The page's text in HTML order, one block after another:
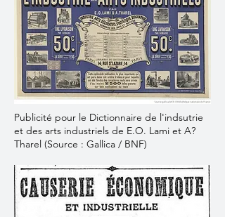
Publicité pour le Dictionnaire de l'indsutrie
et des arts industriels de E.O. Lami et A?
Tharel (Source : Gallica / BNF)